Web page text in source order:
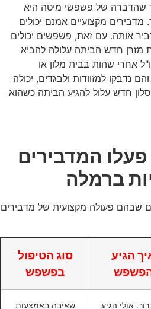
שהדברה של פשפשי מיטה היא
מקצועיים אמנם יכולים
אותה. עם זאת, פשפשים יכולים
מזרן חדש הביתה עלולה להביא
אחרי שהות בבית מלון או
נדבקו למזוודות ולבגדים, יכולה
חדש עלול להגיע הביתה כשהוא
המדבירים
ברמלה
שבהם פעולה מקצועית של מדבירים
הגיע
סוג הטיפול
בפשפש
אולי הגיע
שאיבה באמצעות